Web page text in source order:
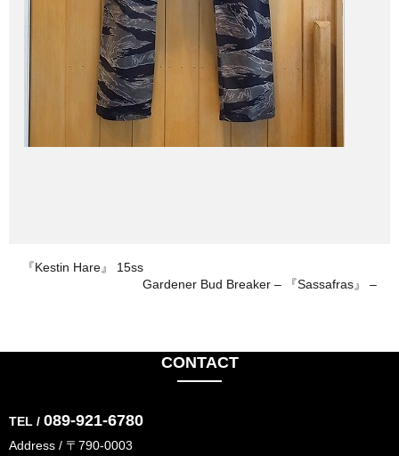
『Kestin Hare』 15ss
Gardener Bud Breaker – 『Sassafras』 –
CONTACT
TEL / 089-921-6780
Address / 〒790-0003